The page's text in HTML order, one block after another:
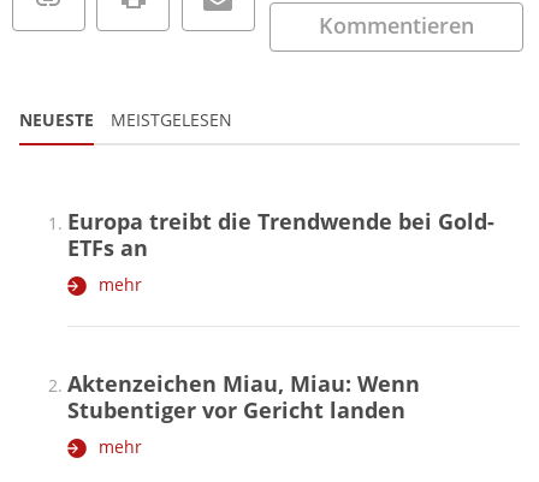
Kommentieren
NEUESTE MEISTGELESEN
Europa treibt die Trendwende bei Gold-
ETFs an
mehr
Aktenzeichen Miau, Miau: Wenn
Stubentiger vor Gericht landen
mehr